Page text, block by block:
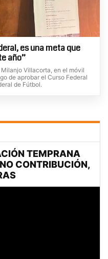
es una meta que
año”
Villacorta, en el móvil
de aprobar el Curso Federal
de Fútbol.